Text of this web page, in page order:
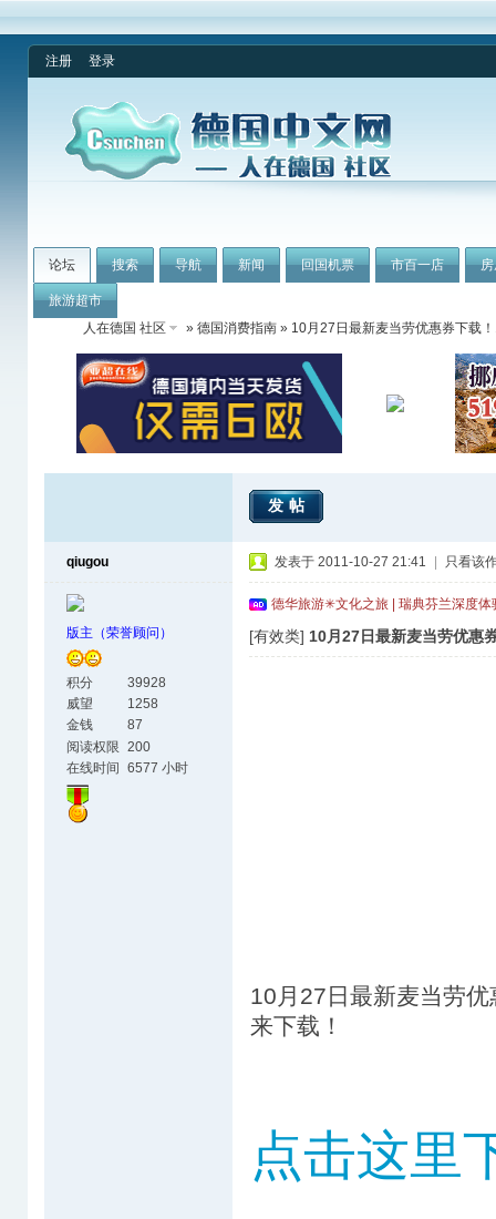
注册 登录
论坛 搜索 导航 新闻 回国机票 市百一店
旅游超市
人在德国 社区
» 德国消费指南 » 10月27日最新麦当劳优惠券下载
发帖
qiugou
版主（荣誉顾问）
积分
39928
威望
1258
金钱
87
阅读权限 200
在线时间 6577 小时
发表于 2011-10-27 21:41 只看该
德华旅游✳文化之旅 | 瑞典芬兰深度
[有效类] 10月27日最新麦当劳优惠
10月27日最新麦当劳
来下载！
点击这里